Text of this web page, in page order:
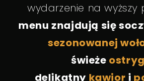
wydarzenie na
menu znajdują się
sezonowanej
świeże
delikatny kawior i